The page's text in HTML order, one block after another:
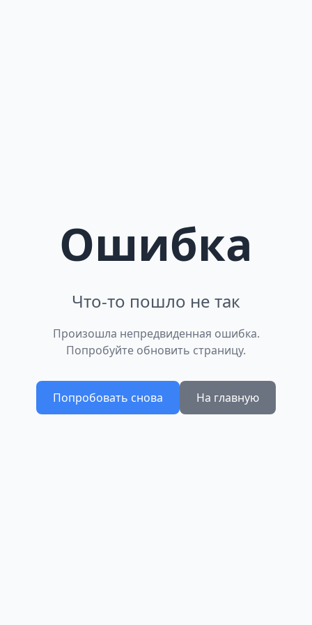
Ошибка
Что-то пошло не так
Произошла непредвиденная ошибка.
Попробуйте обновить страницу.
Попробовать снова На главную